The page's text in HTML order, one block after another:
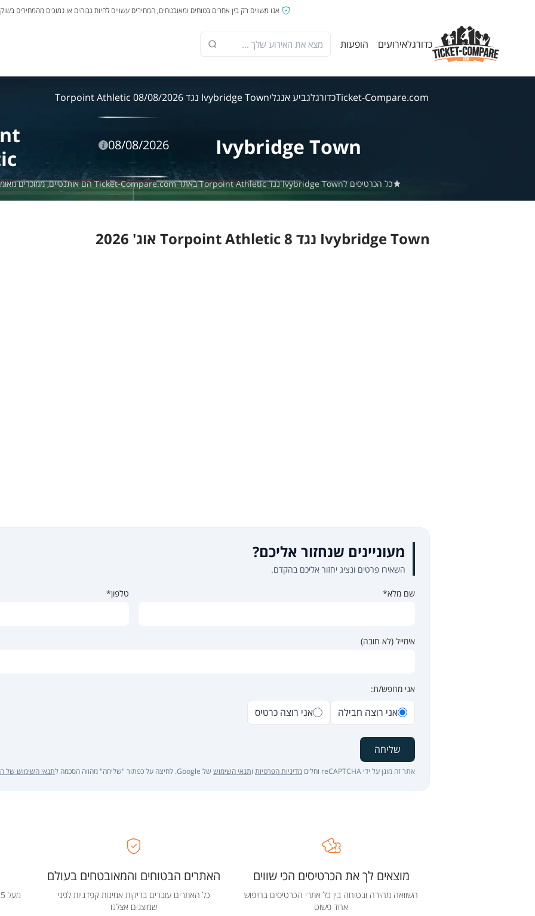
אנו משווים רק בין אתרים בטוחים ומאובטחים, המחירים עשויים להיות גבוהים או נמוכים מהמחירים
כדורגלאירועים הופעות
Ticket-Compare.comכדורגלגביע אנגליIvybridge Town נגד Torpoint Athletic 08/08/2026
Ivybridge Town
08/08/2026
כל הכרטיסים לIvybridge Town נגד Torpoint Athletic באתר Ticket-Compare.com הם אותנטיים, ממוכרים מאומתים מראש שמספקים אחריות של 100%.
Ivybridge Town נגד Torpoint Athletic 8 אוג' 2026
מעוניינים שנחזור אליכם?
השאירו פרטים ונציג יחזור אליכם בהקדם.
שם מלא* טלפון*
אימייל (לא חובה)
אני מחפש/ת:
אני רוצה חבילה אני רוצה כרטיס
שליחה
אתר זה מוגן על ידי reCAPTCHA וחלים מדיניות הפרטיות ותנאי השימוש של Google. לחיצה על כפתור "שליחה" מהווה הסכמה ל תנאי השימוש של
האתרים הבטוחים והמאובטחים בעולם
כל האתרים עוברים בדיקות אמינות קפדניות לפני
שמוצגים אצלנו
מוצאים לך את הכרטיסים הכי שווים
השוואה מהירה ובטוחה בין כל אתרי הכרטיסים בחיפוש
אחד פשוט